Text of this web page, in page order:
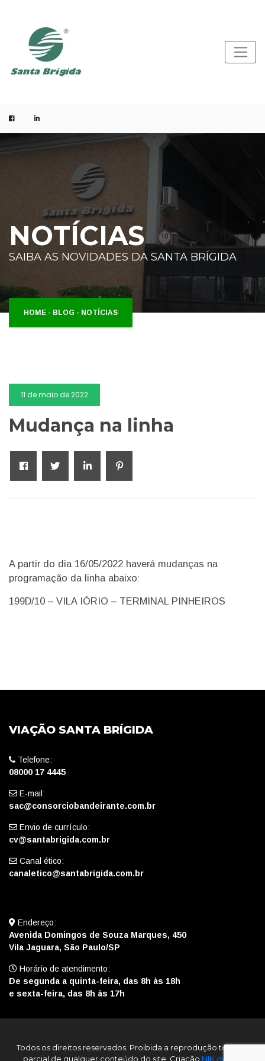
NOTÍCIAS
SAIBA AS NOVIDADES DA SANTA BRÍGIDA
HOME - BLOG - NOTÍCIAS
11 de maio de 2022
Mudança na linha
A partir do dia 16/05/2022 haverá mudanças na
programação da linha abaixo:
199D/10 – VILA IÓRIO – TERMINAL PINHEIROS
VIAÇÃO SANTA BRÍGIDA
Telefone:
08000 17 4445
E-mail:
sac@consorciobandeirante.com.br
Envio de currículo:
cv@santabrigida.com.br
Canal ético:
canaletico@santabrigida.com.br
Endereço:
Avenida Domingos de Souza Marques, 450
Vila Jaguara, São Paulo/SP
Horário de atendimento:
De segunda a quinta-feira, das 8h às 18h
e sexta-feira, das 8h às 17h
Todos os direitos reservados. Proibida a reprodução total ou
parcial de qualquer conteúdo do site. Criação NIK design